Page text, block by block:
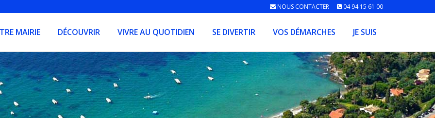
NOUS CONTACTER 04 94 15 61 00
MAIRIE DÉCOUVRIR VIVRE AU QUOTIDIEN SE DIVERTIR VOS DÉMARCHES JE SUIS